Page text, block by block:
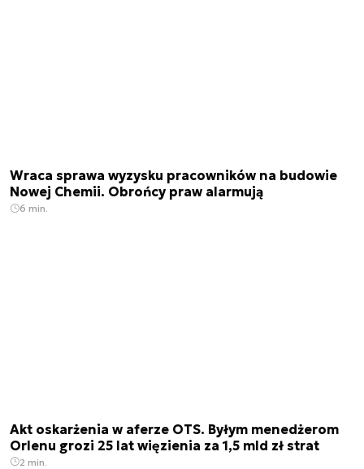
Wraca sprawa wyzysku pracowników na budowie
Nowej Chemii. Obrońcy praw alarmują
6 min.
Akt oskarżenia w aferze OTS. Byłym menedżerom
Orlenu grozi 25 lat więzienia za 1,5 mld zł strat
2 min.